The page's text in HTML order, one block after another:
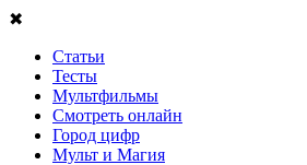
✖
Статьи
Тесты
Мультфильмы
Смотреть онлайн
Город цифр
Мульт и Магия